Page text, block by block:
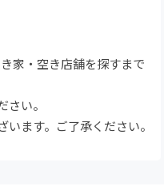
家・空き店舗を探すまで
い。
ます。ご了承ください。